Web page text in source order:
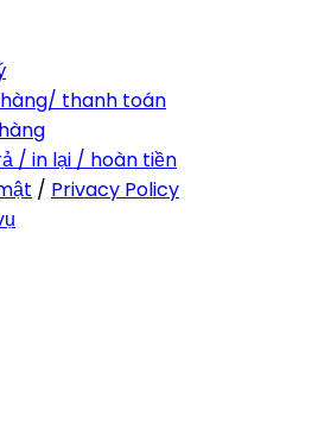
thanh toán
/ in lại / hoàn tiền
/ Privacy Policy